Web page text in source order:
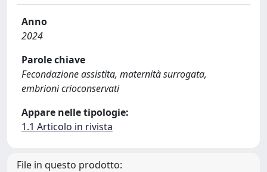
Anno
2024
Parole chiave
Fecondazione assistita, maternità surrogata,
embrioni crioconservati
Appare nelle tipologie:
1.1 Articolo in rivista
File in questo prodotto: